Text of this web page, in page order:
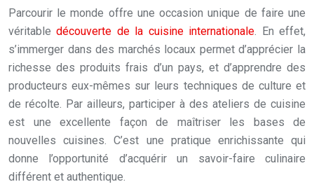
Parcourir le monde offre une occasion unique de faire une
véritabledécouverte de la cuisine internationale. En effet,
s’immerger dans des marchés locaux permet d’apprécier la
richesse des produits frais d’un pays, et d’apprendre des
producteurs eux-mêmes sur leurs techniques de culture et
de récolte. Par ailleurs, participer à des ateliers de cuisine
est une excellente façon de maîtriser les bases de
nouvelles cuisines. C’est une pratique enrichissante qui
donne l’opportunité d’acquérir un savoir-faire culinaire
différent et authentique.